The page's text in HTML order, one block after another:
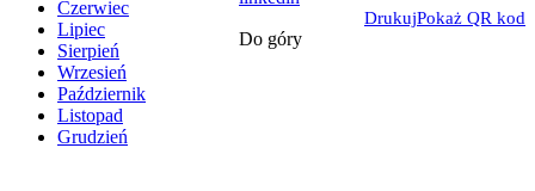
Czerwiec
Lipiec
Sierpień
Wrzesień
Październik
Listopad
Grudzień
DrukujPokaż QR kod
Do góry